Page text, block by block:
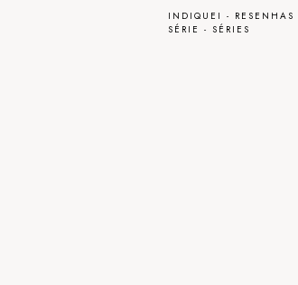
INDIQUEI - RESENHAS
SÉRIE -SÉRIES